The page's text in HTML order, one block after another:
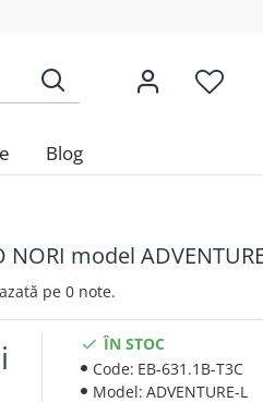
Blog
NORI model
pe 0 note.
ÎN STOC
Code: EB-631.1B-T3C
Model: ADVENTURE-L